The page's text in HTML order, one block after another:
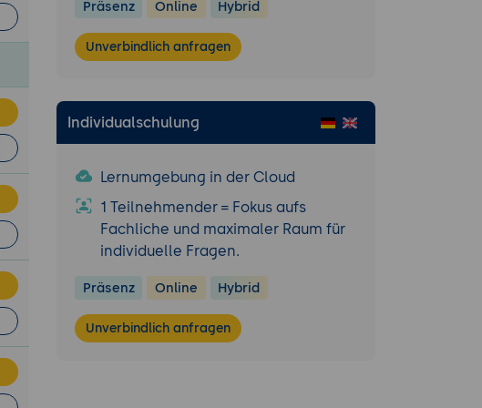
Präsenz Online Hybrid
Unverbindlich anfragen
Individualschulung
Lernumgebung in der Cloud
1 Teilnehmender = Fokus aufs
Fachliche und maximaler Raum für
individuelle Fragen.
Präsenz Online Hybrid
Unverbindlich anfragen